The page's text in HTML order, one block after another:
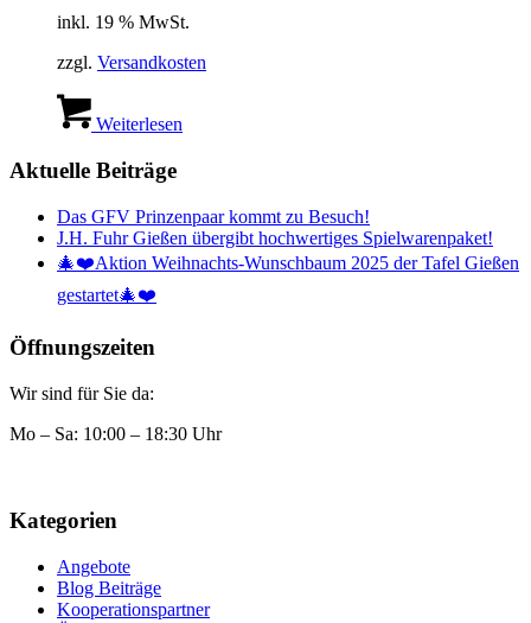
inkl. 19 % MwSt.
zzgl. Versandkosten
Weiterlesen
Aktuelle Beiträge
Das GFV Prinzenpaar kommt zu Besuch!
J.H. Fuhr Gießen übergibt hochwertiges Spielwarenpaket!
🎄❤️Aktion Weihnachts-Wunschbaum 2025 der Tafel Gießen
gestartet🎄❤️
Öffnungszeiten
Wir sind für Sie da:
Mo – Sa: 10:00 – 18:30 Uhr
Kategorien
Angebote
Blog Beiträge
Kooperationspartner